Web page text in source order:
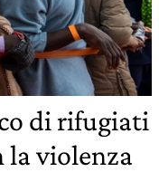
di rifugiati
la violenza